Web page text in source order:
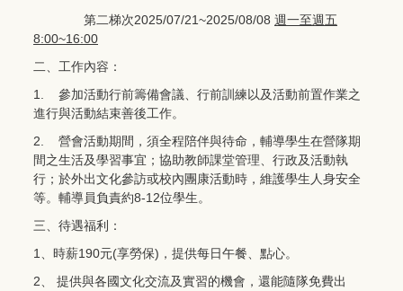
第二梯次2025/07/21~2025/08/08 週一至週五
8:00~16:00
二、工作內容：
1. 參加活動行前籌備會議、行前訓練以及活動前置作業之
進行與活動結束善後工作。
2. 營會活動期間，須全程陪伴與待命，輔導學生在營隊期
間之生活及學習事宜；協助教師課堂管理、行政及活動執
行；於外出文化參訪或校內團康活動時，維護學生人身安全
等。輔導員負責約8-12位學生。
三、待遇福利：
1、時薪190元(享勞保)，提供每日午餐、點心。
2、 提供與各國文化交流及實習的機會，還能隨隊免費出